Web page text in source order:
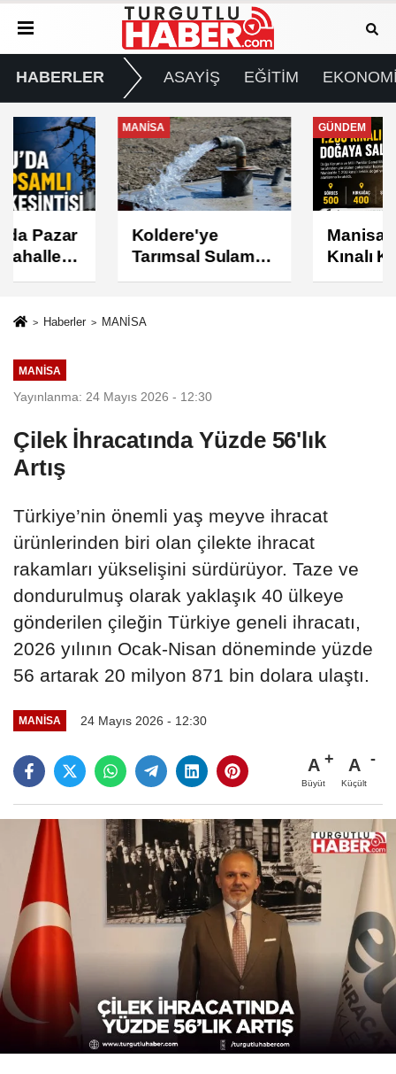
HABERLER ASAYİŞ EĞİTİM
MANİSA
Koldere'ye
Tarımsal Sulama
Desteği
GÜNDEM
Manisa'da 1.200
Kınalı Keklik
Doğaya Salındı
Haberler MANİSA
MANİSA
Yayınlanma: 24 Mayıs 2026 - 12:30
Çilek İhracatında Yüzde 56'lık
Artış
Türkiye’nin önemli yaş meyve ihracat
ürünlerinden biri olan çilekte ihracat
rakamları yükselişini sürdürüyor. Taze ve
dondurulmuş olarak yaklaşık 40 ülkeye
gönderilen çileğin Türkiye geneli ihracatı,
2026 yılının Ocak-Nisan döneminde yüzde
56 artarak 20 milyon 871 bin dolara ulaştı.
MANİSA 24 Mayıs 2026 - 12:30
A
Büyüt
A
Küçült